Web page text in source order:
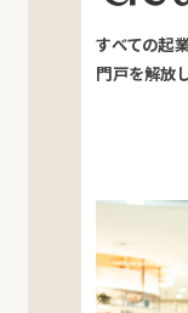
すべての起
門戸を解放